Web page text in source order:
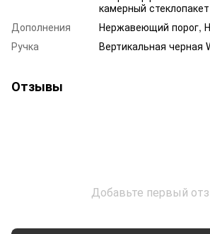
камерный стеклопакет
Дополнения
Нержавеющий порог,
Ручка
Вертикальная черная
Отзывы
Добавьте первый